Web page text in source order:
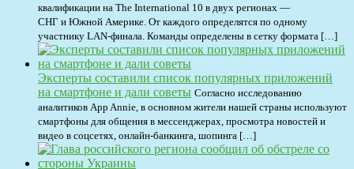
квалификации на The International 10 в двух регионах —
СНГ и Южной Америке. От каждого определятся по одному
участнику LAN-финала. Команды определены в сетку формата […]
Эксперты составили список популярных приложений
на смартфоне и дали советы Согласно исследованию
аналитиков App Annie, в основном жители нашей страны используют
смартфоны для общения в мессенджерах, просмотра новостей и
видео в соцсетях, онлайн-банкинга, шопинга […]